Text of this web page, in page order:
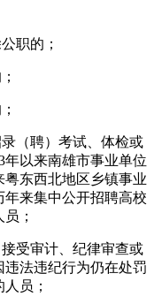
职的；
（聘）考试、体检或
年以来南雄市事业单位
东西北地区乡镇事业
来集中公开招聘高校
；
受审计、纪律审查或
法违纪行为仍在处罚
员；